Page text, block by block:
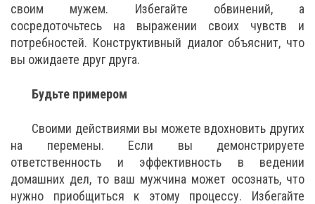
своим мужем. Избегайте обвинений, а
сосредоточьтесь на выражении своих чувств и
потребностей. Конструктивный диалог объяснит, что
вы ожидаете друг друга.
Будьте примером
Своими действиями вы можете вдохновить других
на перемены. Если вы демонстрируете
ответственность и эффективность в ведении
домашних дел, то ваш мужчина может осознать, что
нужно приобщиться к этому процессу. Избегайте